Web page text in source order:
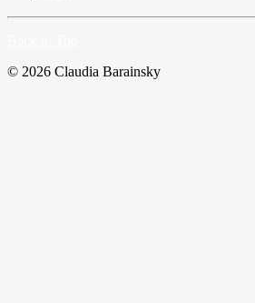
© 2026 Claudia Barainsky